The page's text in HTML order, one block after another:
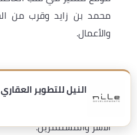
محمد بن زايد وقرب من
والأعمال.
تنوع كبير في الوحدات بين
الأسر والمستثمرين.
النيل للتطوير العقاري